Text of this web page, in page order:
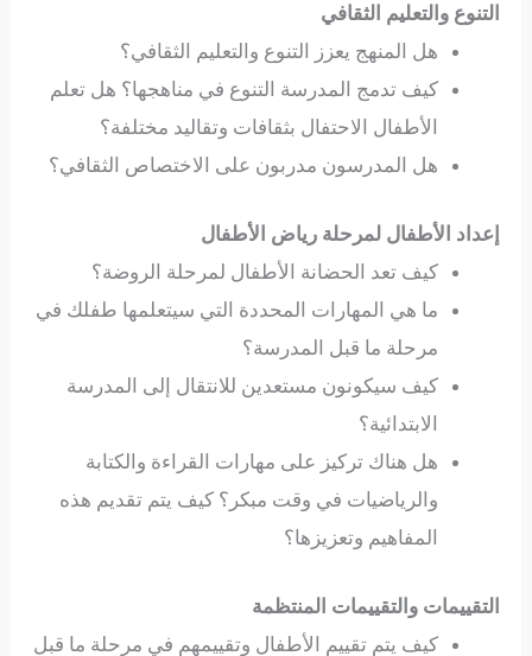
التنوع والتعليم الثقافي
هل المنهج يعزز التنوع والتعليم الثقافي؟
كيف تدمج المدرسة التنوع في مناهجها؟ هل تعلم
الأطفال الاحتفال بثقافات وتقاليد مختلفة؟
هل المدرسون مدربون على الاختصاص الثقافي؟
إعداد الأطفال لمرحلة رياض الأطفال
كيف تعد الحضانة الأطفال لمرحلة الروضة؟
ما هي المهارات المحددة التي سيتعلمها طفلك في
مرحلة ما قبل المدرسة؟
كيف سيكونون مستعدين للانتقال إلى المدرسة
الابتدائية؟
هل هناك تركيز على مهارات القراءة والكتابة
والرياضيات في وقت مبكر؟ كيف يتم تقديم هذه
المفاهيم وتعزيزها؟
التقييمات والتقييمات المنتظمة
كيف يتم تقييم الأطفال وتقييمهم في مرحلة ما قبل